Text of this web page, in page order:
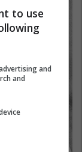
to use
and
and